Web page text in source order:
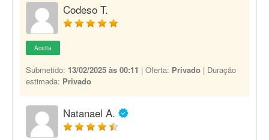
Codeso T.
Aceita
Submetido: 13/02/2025 às 00:11 | Oferta: Privado | Duração
estimada: Privado
Natanael A.